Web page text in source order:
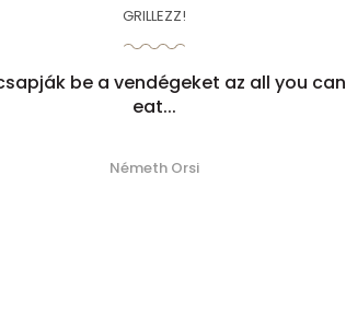
GRILLEZZ!
be a vendégeket az all you can
eat...
Németh Orsi